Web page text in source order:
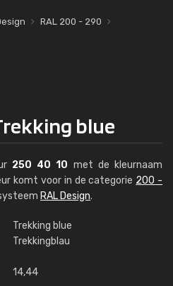
RAL 200 - 290
blue
250 40 10 met de kleurnaam
komt voor in de categorie 200 -
RAL Design.
Trekking blue
Trekkingblau
14,44